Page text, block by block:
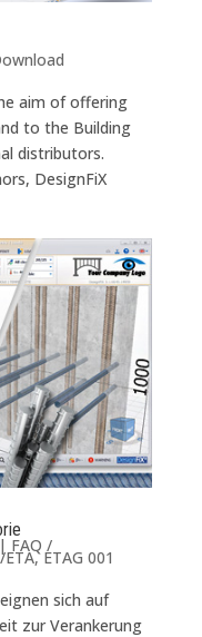
aim of offering
to the Building
distributors.
DesignFiX
FAQ /
ETA,ETAG 001
sich auf
zur Verankerung